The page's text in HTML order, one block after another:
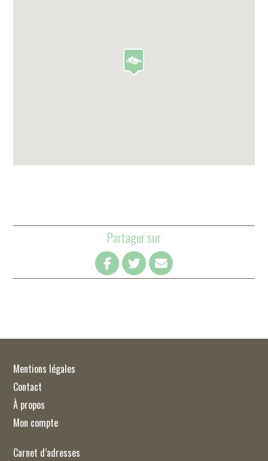
Partager sur
Mentions légales
Contact
À propos
Mon compte
Carnet d’adresses